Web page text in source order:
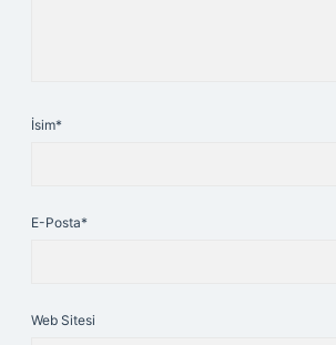
İsim*
E-Posta*
Web Sitesi